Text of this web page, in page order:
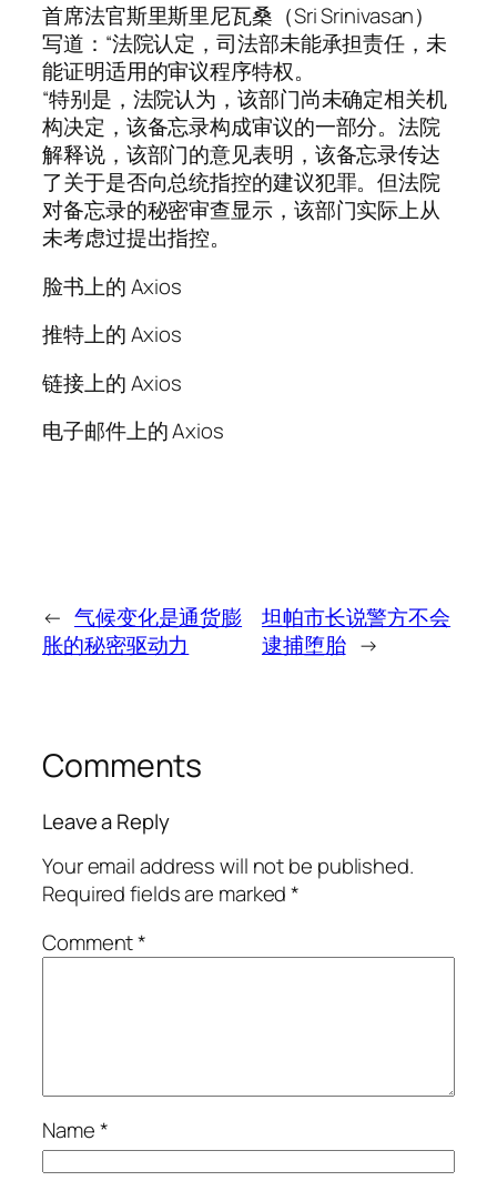
首席法官斯里斯里尼瓦桑（Sri Srinivasan）
写道：“法院认定，司法部未能承担责任，未
能证明适用的审议程序特权。
“特别是，法院认为，该部门尚未确定相关机
构决定，该备忘录构成审议的一部分。法院
解释说，该部门的意见表明，该备忘录传达
了关于是否向总统指控的建议犯罪。但法院
对备忘录的秘密审查显示，该部门实际上从
未考虑过提出指控。
脸书上的 Axios
推特上的 Axios
链接上的 Axios
电子邮件上的 Axios
← 气候变化是通货膨
胀的秘密驱动力
坦帕市长说警方不会
逮捕堕胎 →
Comments
Leave a Reply
Your email address will not be published.
Required fields are marked*
Comment*
Name*